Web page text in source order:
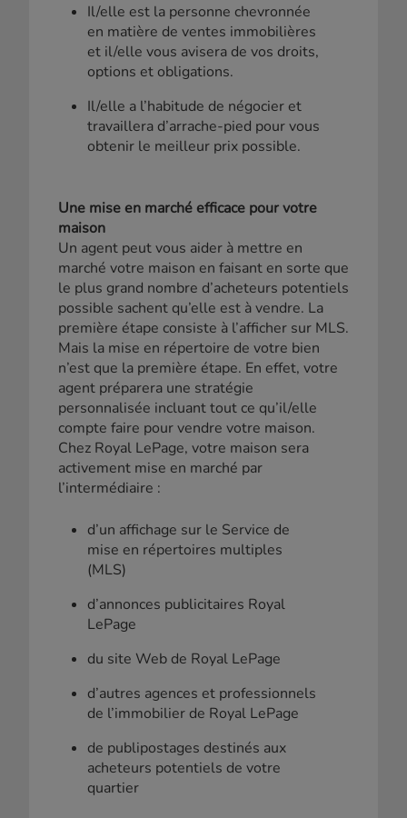
Il/elle est la personne chevronnée
en matière de ventes immobilières
et il/elle vous avisera de vos droits,
options et obligations.
Il/elle a l’habitude de négocier et
travaillera d’arrache-pied pour vous
obtenir le meilleur prix possible.
Une mise en marché efficace pour votre
maison
Un agent peut vous aider à mettre en
marché votre maison en faisant en sorte que
le plus grand nombre d’acheteurs potentiels
possible sachent qu’elle est à vendre. La
première étape consiste à l’afficher sur MLS.
Mais la mise en répertoire de votre bien
n’est que la première étape. En effet, votre
agent préparera une stratégie
personnalisée incluant tout ce qu’il/elle
compte faire pour vendre votre maison.
Chez Royal LePage, votre maison sera
activement mise en marché par
l’intermédiaire :
d’un affichage sur le Service de
mise en répertoires multiples
(MLS)
d’annonces publicitaires Royal
LePage
du site Web de Royal LePage
d’autres agences et professionnels
de l’immobilier de Royal LePage
de publipostages destinés aux
acheteurs potentiels de votre
quartier